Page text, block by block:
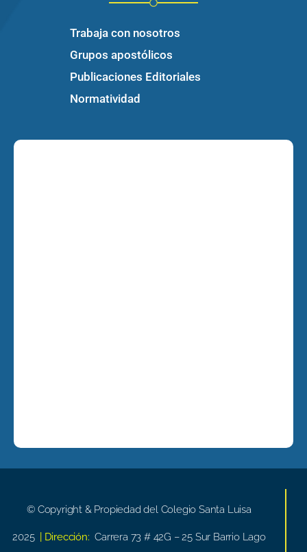
Trabaja con nosotros
Grupos apostólicos
Publicaciones Editoriales
Normatividad
© Copyright & Propiedad del Colegio Santa Luisa
2025 | Dirección: Carrera 73 # 42G – 25 Sur Barrio Lago